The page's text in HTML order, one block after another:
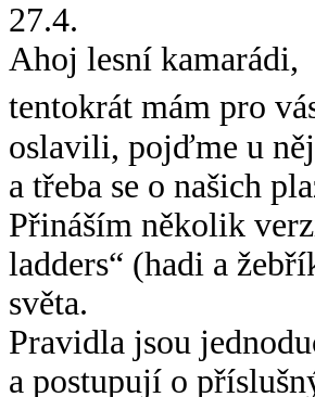
27.4.
Ahoj lesní kamarádi,
tentokrát mám pro
oslavili, pojďme u
a třeba se o našich
Přináším několik
ladders“ (hadi a
světa.
Pravidla jsou
a postupují o